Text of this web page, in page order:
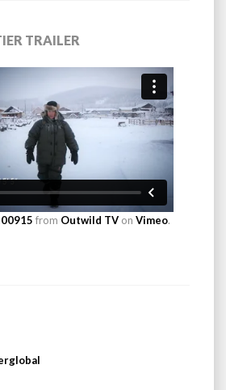
TRAILER
from Outwild TV on Vimeo.